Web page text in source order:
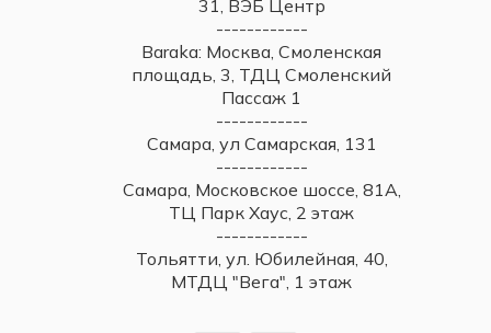
31, ВЭБ Центр
------------
Baraka: Москва, Смоленская
площадь, 3, ТДЦ Смоленский
Пассаж 1
------------
Самара, ул Самарская, 131
------------
Самара, Московское шоссе, 81А,
ТЦ Парк Хаус, 2 этаж
------------
Тольятти, ул. Юбилейная, 40,
МТДЦ "Вега", 1 этаж